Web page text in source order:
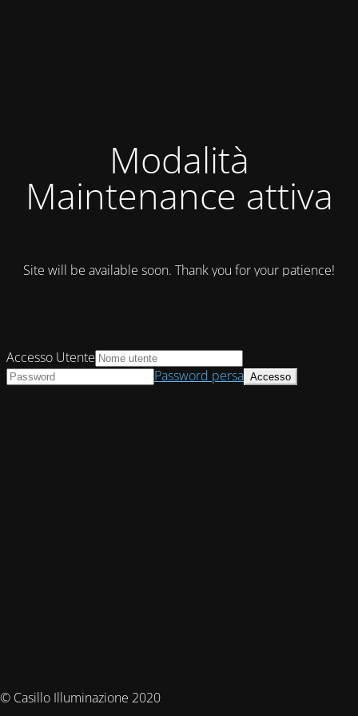
Modalità
Maintenance attiva
Site will be available soon. Thank you for your patience!
© Casillo Illuminazione 2020
Accesso Utente
Password persa